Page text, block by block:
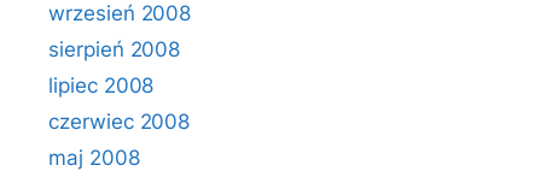
wrzesień 2008
sierpień 2008
lipiec 2008
czerwiec 2008
maj 2008